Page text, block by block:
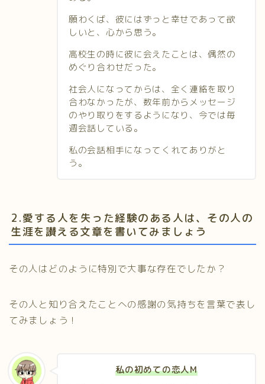
願わくば、彼にはずっと幸せであって欲
しいと、心から思う。
高校生の時に彼に会えたことは、偶然の
めぐり合わせだった。
社会人になってからは、全く連絡を取り
合わなかったが、数年前からメッセージ
のやり取りをするようになり、今では毎
週会話している。
私の会話相手になってくれてありがと
う。
2.愛する人を失った経験のある人は、その人の
生涯を讃える文章を書いてみましょう
その人はどのように特別で大事な存在でしたか？
その人と知り合えたことへの感謝の気持ちを言葉で表し
てみましょう！
私の初めての恋人M